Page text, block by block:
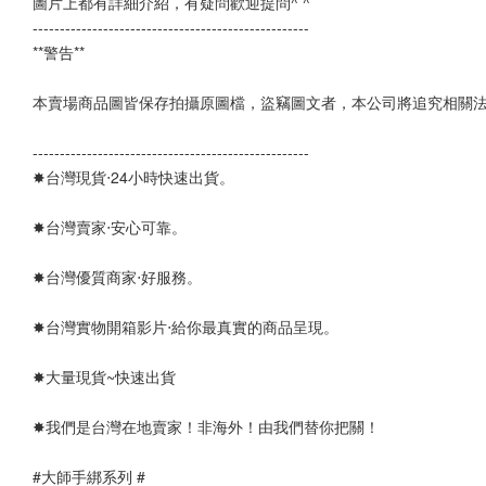
---------------------------------------------------
**警告**
本賣場商品圖皆保存拍攝原圖檔，盜竊圖文者，本公司將追究相關
---------------------------------------------------
✸台灣現貨‧24小時快速出貨。
✸台灣賣家‧安心可靠。
✸台灣優質商家‧好服務。
✸台灣實物開箱影片‧給你最真實的商品呈現。
✸大量現貨~快速出貨
✸我們是台灣在地賣家！非海外！由我們替你把關！
#大師手綁系列 #